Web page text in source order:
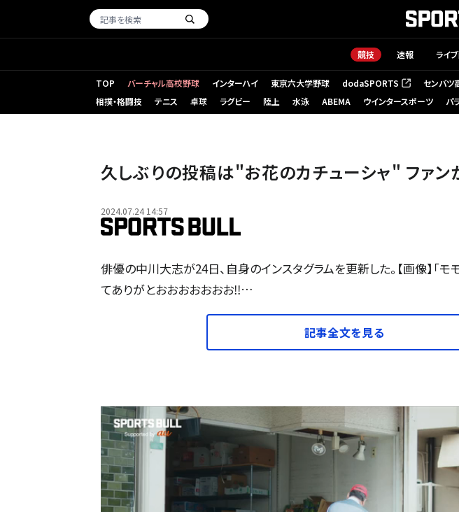
競技 速報 ライ
TOP バーチャル高校野球 インターハイ 東京六大学野球 dodaSPORTS
（新しいタブで開く） センバツ
相撲・格闘技
テニス 卓球 ラグビー 陸上 水泳 ABEMA ウインタースポーツ パ
久しぶりの投稿は"お花のカチューシャ" ファン
2024.07.24 14:57
俳優の中川大志が24日、自身のインスタグラムを更新した。【画像】「
てありがとおおおおおおお‼️…
記事全文を見る